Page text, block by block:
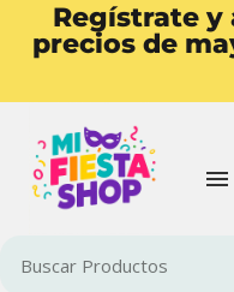
Regístrate y
precios de